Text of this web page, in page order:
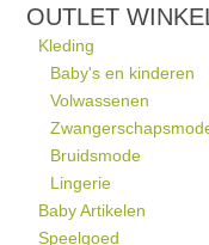
OUTLET
Kleding
Baby's en kinderen
Volwassenen
Bruidsmode
Lingerie
Baby Artikelen
Speelgoed